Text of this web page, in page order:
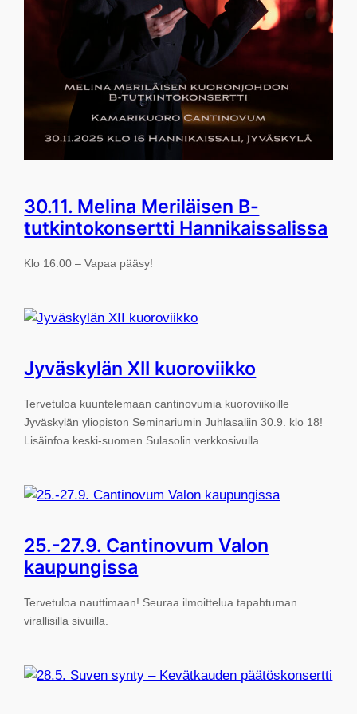
30.11. Melina Meriläisen B-
tutkintokonsertti Hannikaissalissa
Klo 16:00 – Vapaa pääsy!
Jyväskylän XII kuoroviikko
Tervetuloa kuuntelemaan cantinovumia kuoroviikoille
Jyväskylän yliopiston Seminariumin Juhlasaliin 30.9. klo 18!
Lisäinfoa keski-suomen Sulasolin verkkosivulla
25.-27.9. Cantinovum Valon
kaupungissa
Tervetuloa nauttimaan! Seuraa ilmoittelua tapahtuman
virallisilla sivuilla.